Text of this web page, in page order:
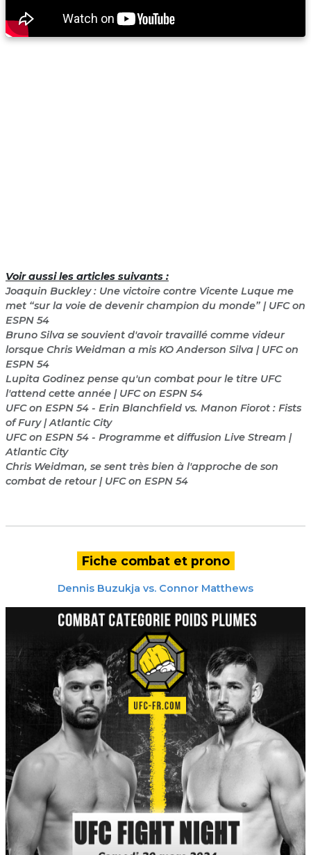
Voir aussi les articles suivants :
Joaquin Buckley : Une victoire contre Vicente Luque me
met “sur la voie de devenir champion du monde” | UFC on
ESPN 54
Bruno Silva se souvient d'avoir travaillé comme videur
lorsque Chris Weidman a mis KO Anderson Silva | UFC on
ESPN 54
Lupita Godinez pense qu'un combat pour le titre UFC
l'attend cette année | UFC on ESPN 54
UFC on ESPN 54 - Erin Blanchfield vs. Manon Fiorot : Fists
of Fury | Atlantic City
UFC on ESPN 54 - Programme et diffusion Live Stream |
Atlantic City
Chris Weidman, se sent très bien à l'approche de son
combat de retour | UFC on ESPN 54
Fiche combat et prono
Dennis Buzukja vs. Connor Matthews